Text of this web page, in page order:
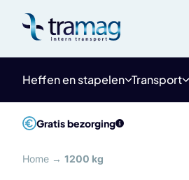
content
Heffen en stapelen Transport
Gratis bezorging
Home → 1200 kg